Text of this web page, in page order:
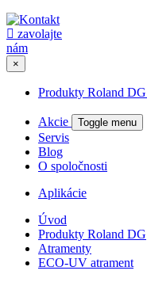
zavolajte
nám
×
Produkty Roland DG
Akcie Toggle menu
Servis
Blog
O spoločnosti
Aplikácie
Úvod
Produkty Roland DG
Atramenty
ECO-UV atrament